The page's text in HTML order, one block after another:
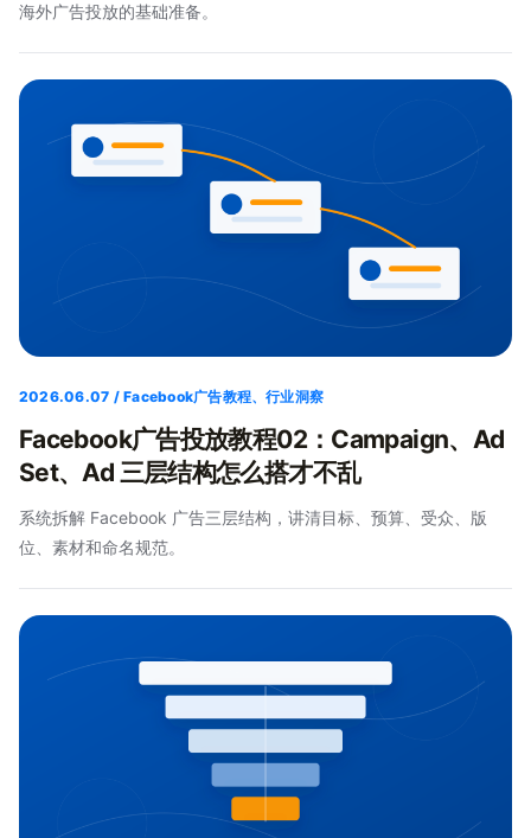
海外广告投放的基础准备。
2026.06.07 / Facebook广告教程、行业洞察
Facebook广告投放教程02：Campaign、Ad
Set、Ad 三层结构怎么搭才不乱
系统拆解 Facebook 广告三层结构，讲清目标、预算、受众、版
位、素材和命名规范。